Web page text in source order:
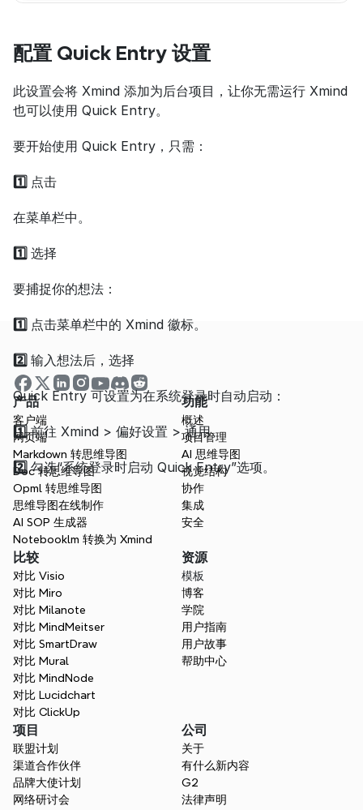
配置 Quick Entry 设置
此设置会将 Xmind 添加为后台项目，让你无需运行 Xmind
也可以使用 Quick Entry。
要开始使用 Quick Entry，只需：
1️⃣ 点击
在菜单栏中。
1️⃣ 选择
要捕捉你的想法：
1️⃣ 点击菜单栏中的 Xmind 徽标。
2️⃣ 输入想法后，选择
Quick Entry 可设置为在系统登录时自动启动：
1️⃣ 前往 Xmind > 偏好设置 > 通用。
2️⃣ 勾选“系统登录时启动 Quick Entry”选项。
产品
客户端
网页端
Markdown 转思维导图
Doc 转思维导图
Opml 转思维导图
思维导图在线制作
AI SOP 生成器
Notebooklm 转换为 Xmind
功能
概述
项目管理
AI 思维导图
视觉结构
协作
集成
安全
比较
对比 Visio
对比 Miro
对比 Milanote
对比 MindMeitser
对比 SmartDraw
对比 Mural
对比 MindNode
对比 Lucidchart
对比 ClickUp
资源
模板
博客
学院
用户指南
用户故事
帮助中心
项目
联盟计划
渠道合作伙伴
品牌大使计划
网络研讨会
公司
关于
有什么新内容
G2
法律声明